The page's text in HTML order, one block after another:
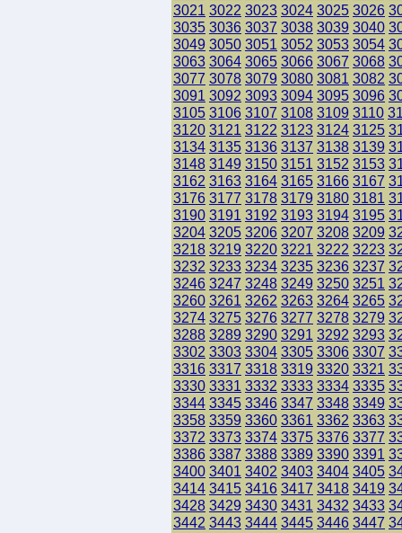
3021 3022 3023 3024 3025 3026
3035 3036 3037 3038 3039 3040
3049 3050 3051 3052 3053 3054
3063 3064 3065 3066 3067 3068
3077 3078 3079 3080 3081 3082
3091 3092 3093 3094 3095 3096
3105 3106 3107 3108 3109 3110
3120 3121 3122 3123 3124 3125
3134 3135 3136 3137 3138 3139
3148 3149 3150 3151 3152 3153
3162 3163 3164 3165 3166 3167
3176 3177 3178 3179 3180 3181
3190 3191 3192 3193 3194 3195
3204 3205 3206 3207 3208 3209
3218 3219 3220 3221 3222 3223
3232 3233 3234 3235 3236 3237
3246 3247 3248 3249 3250 3251
3260 3261 3262 3263 3264 3265
3274 3275 3276 3277 3278 3279
3288 3289 3290 3291 3292 3293
3302 3303 3304 3305 3306 3307
3316 3317 3318 3319 3320 3321
3330 3331 3332 3333 3334 3335
3344 3345 3346 3347 3348 3349
3358 3359 3360 3361 3362 3363
3372 3373 3374 3375 3376 3377
3386 3387 3388 3389 3390 3391
3400 3401 3402 3403 3404 3405
3414 3415 3416 3417 3418 3419
3428 3429 3430 3431 3432 3433
3442 3443 3444 3445 3446 3447